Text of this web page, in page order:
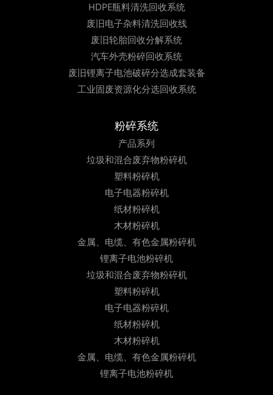
HDPE瓶料清洗回收系统
废旧电子杂料清洗回收线
废旧轮胎回收分解系统
汽车外壳粉碎回收系统
废旧锂离子电池破碎分选成套装备
工业固废资源化分选回收系统
粉碎系统
产品系列
垃圾和混合废弃物粉碎机
塑料粉碎机
电子电器粉碎机
纸材粉碎机
木材粉碎机
金属、电缆、有色金属粉碎机
锂离子电池粉碎机
垃圾和混合废弃物粉碎机
塑料粉碎机
电子电器粉碎机
纸材粉碎机
木材粉碎机
金属、电缆、有色金属粉碎机
锂离子电池粉碎机